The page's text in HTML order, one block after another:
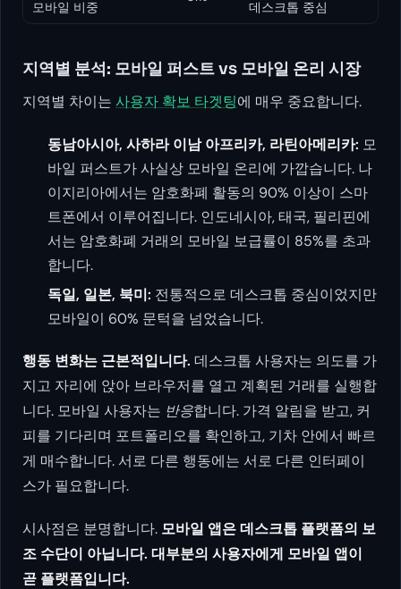
모바일 비중 데스크톱 중심
지역별 분석: 모바일 퍼스트 vs 모바일 온리 시장
지역별 차이는 사용자 확보 타겟팅에 매우 중요합니다.
동남아시아, 사하라 이남 아프리카, 라틴아메리카: 모
바일 퍼스트가 사실상 모바일 온리에 가깝습니다. 나
이지리아에서는 암호화폐 활동의 90% 이상이 스마
트폰에서 이루어집니다. 인도네시아, 태국, 필리핀에
서는 암호화폐 거래의 모바일 보급률이 85%를 초과
합니다.
독일, 일본, 북미: 전통적으로 데스크톱 중심이었지만
모바일이 60% 문턱을 넘었습니다.
행동 변화는 근본적입니다. 데스크톱 사용자는 의도를 가
지고 자리에 앉아 브라우저를 열고 계획된 거래를 실행합
니다. 모바일 사용자는 반응합니다. 가격 알림을 받고, 커
피를 기다리며 포트폴리오를 확인하고, 기차 안에서 빠르
게 매수합니다. 서로 다른 행동에는 서로 다른 인터페이
스가 필요합니다.
시사점은 분명합니다. 모바일 앱은 데스크톱 플랫폼의 보
조 수단이 아닙니다. 대부분의 사용자에게 모바일 앱이
곧 플랫폼입니다.